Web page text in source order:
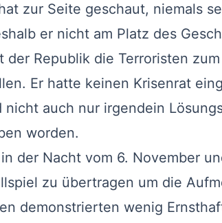
zur Seite geschaut, niemals
er nicht am Platz des
der Republik die Terroristen
Er hatte keinen Krisenrat
auch nur irgendein
worden.
der Nacht vom 6. November
zu übertragen um die
demonstrierten wenig